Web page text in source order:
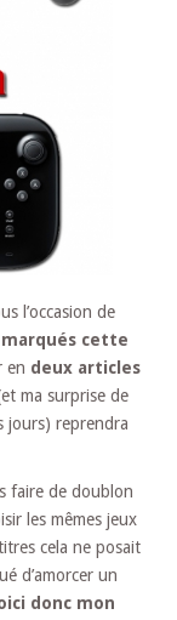
l’occasion de
cette
en deux articles
ma surprise de
jours) reprendra
faire de doublon
les mêmes jeux
cela ne posait
d’amorcer un
donc mon